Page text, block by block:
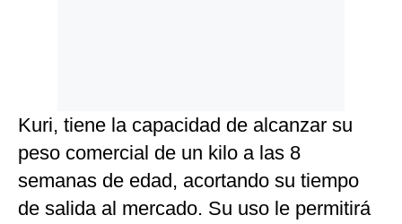
Kuri, tiene la capacidad de alcanzar su
peso comercial de un kilo a las 8
semanas de edad, acortando su tiempo
de salida al mercado. Su uso le permitirá